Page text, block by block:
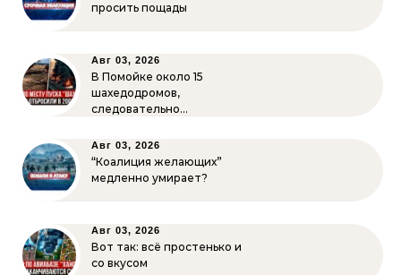
просить пощады
Авг 03, 2026
В Помойке около 15
шахедодромов,
следовательно…
Авг 03, 2026
“Коалиция желающих”
медленно умирает?
Авг 03, 2026
Вот так: всё простенько и
со вкусом